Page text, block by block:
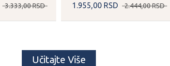
3.333,00RSD
1.955,00 RSD 2.444,00RSD
Učitajte Više